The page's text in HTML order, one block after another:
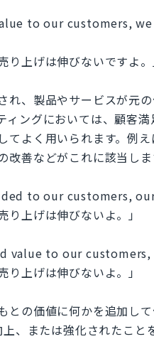
to our customers,
り上げは伸びないですよ。
れ、製品やサービスが元
ィングにおいては、顧客
てよく用いられます。例
善などがこれに該当しま
to our customers,
り上げは伸びないよ。」
value to our
り上げは伸びないよ。」
の価値に何かを追加して
、または強化されたこと